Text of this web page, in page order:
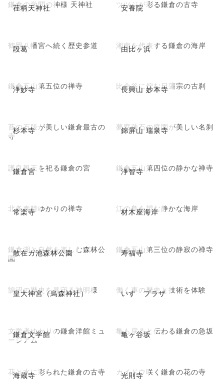
荏柄天神社
鎌倉の学問の神様 天神社 安養院
ツツジが彩る鎌倉の古寺
段葛
鶴岡八幡宮へ続く歴史参道 由比ヶ浜
湘南を代表する鎌倉の海岸
浄妙寺
鎌倉五山第五位の禅寺 長興山 妙本寺
比企谷に佇む日蓮宗の古刹
杉本寺
苔の石段が美しい鎌倉最古の
寺
錦屏山 瑞泉寺
夢窓疎石の庭園が美しい名刹
鎌倉宮
護良親王を祀る鎌倉の宮 浄智寺
鎌倉五山第四位の静かな禅寺
常楽寺
北条泰時ゆかりの禅寺 材木座海岸
江の島を望む静かな海岸
散在ガ池森林公園
鎌倉湖と自然を楽しむ森林公
園
寿福寺
鎌倉五山第三位の静寂の禅寺
皇大神宮（烏森神社）
鵠沼の歴史を見守る神明様 いすゞプラザ
働く車の歴史と技術を体験
鎌倉文学館
文学者ゆかりの鎌倉洋館ミュ
ージアム
亀ヶ谷坂
亀も戻ると伝わる鎌倉の急坂
海蔵寺
花と水に彩られた鎌倉の古寺 光則寺
カイドウ咲く鎌倉の花の寺